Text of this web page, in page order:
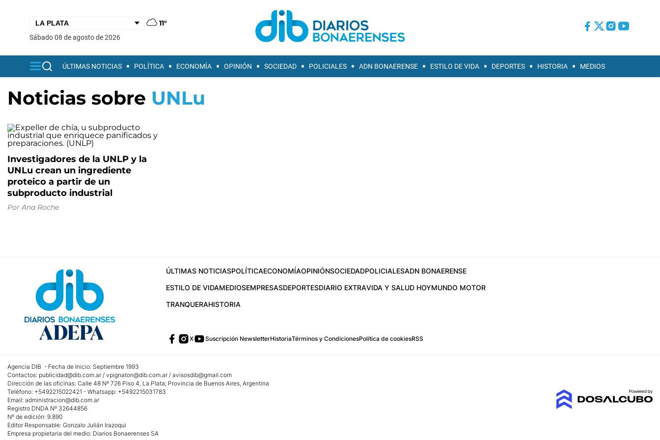
11°
sábado 08 de agosto de 2026
ÚLTIMAS NOTICIAS POLÍTICA ECONOMÍA OPINIÓN SOCIEDAD POLICIALES ADN BONAERENSE ESTILO DE VIDA DEPORTES HISTORIA MEDIOS
Noticias sobre UNLu
Investigadores de la UNLP y la
UNLu crean un ingrediente
proteico a partir de un
subproducto industrial
Por Ana Roche
ÚLTIMAS NOTICIASPOLÍTICAECONOMÍAOPINIÓNSOCIEDADPOLICIALESADN BONAERENSE
ESTILO DE VIDAMEDIOSEMPRESASDEPORTESDIARIO EXTRAVIDA Y SALUD HOYMUNDO MOTOR
TRANQUERAHISTORIA
X Suscripción NewsletterHistoriaTérminos y CondicionesPolítica de cookiesRSS
Agencia DIB - Fecha de Inicio: Septiembre 1993
Contactos: publicidad@dib.com.ar / vpignaton@dib.com.ar / avisosdib@gmail.com
Dirección de las oficinas: Calle 48 Nº 726 Piso 4, La Plata; Provincia de Buenos Aires, Argentina
Teléfono: +5492215022421 - Whatsapp: +5492215031783
Email: administracion@dib.com.ar
Registro DNDA Nº 32644856
Nº de edición: 9.890
Editor Responsable: Gonzalo Julián Irazoqui
Empresa propietaria del medio: Diarios Bonaerenses SA